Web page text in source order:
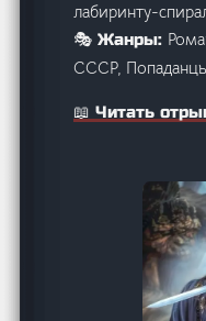
лабиринту-
🎭 Жанры:
СССР,
📖 Читать